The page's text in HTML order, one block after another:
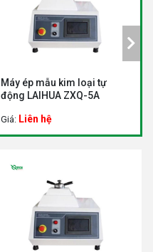
Máy ép mẫu kim loại tự
động LAIHUA ZXQ-5A
Giá: Liên hệ